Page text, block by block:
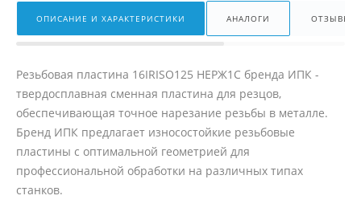
ОПИСАНИЕ И ХАРАКТЕРИСТИКИ АНАЛОГИ ОТЗЫВЫ
Резьбовая пластина 16IRISO125 НЕРЖ1С бренда ИПК -
твердосплавная сменная пластина для резцов,
обеспечивающая точное нарезание резьбы в металле.
Бренд ИПК предлагает износостойкие резьбовые
пластины с оптимальной геометрией для
профессиональной обработки на различных типах
станков.